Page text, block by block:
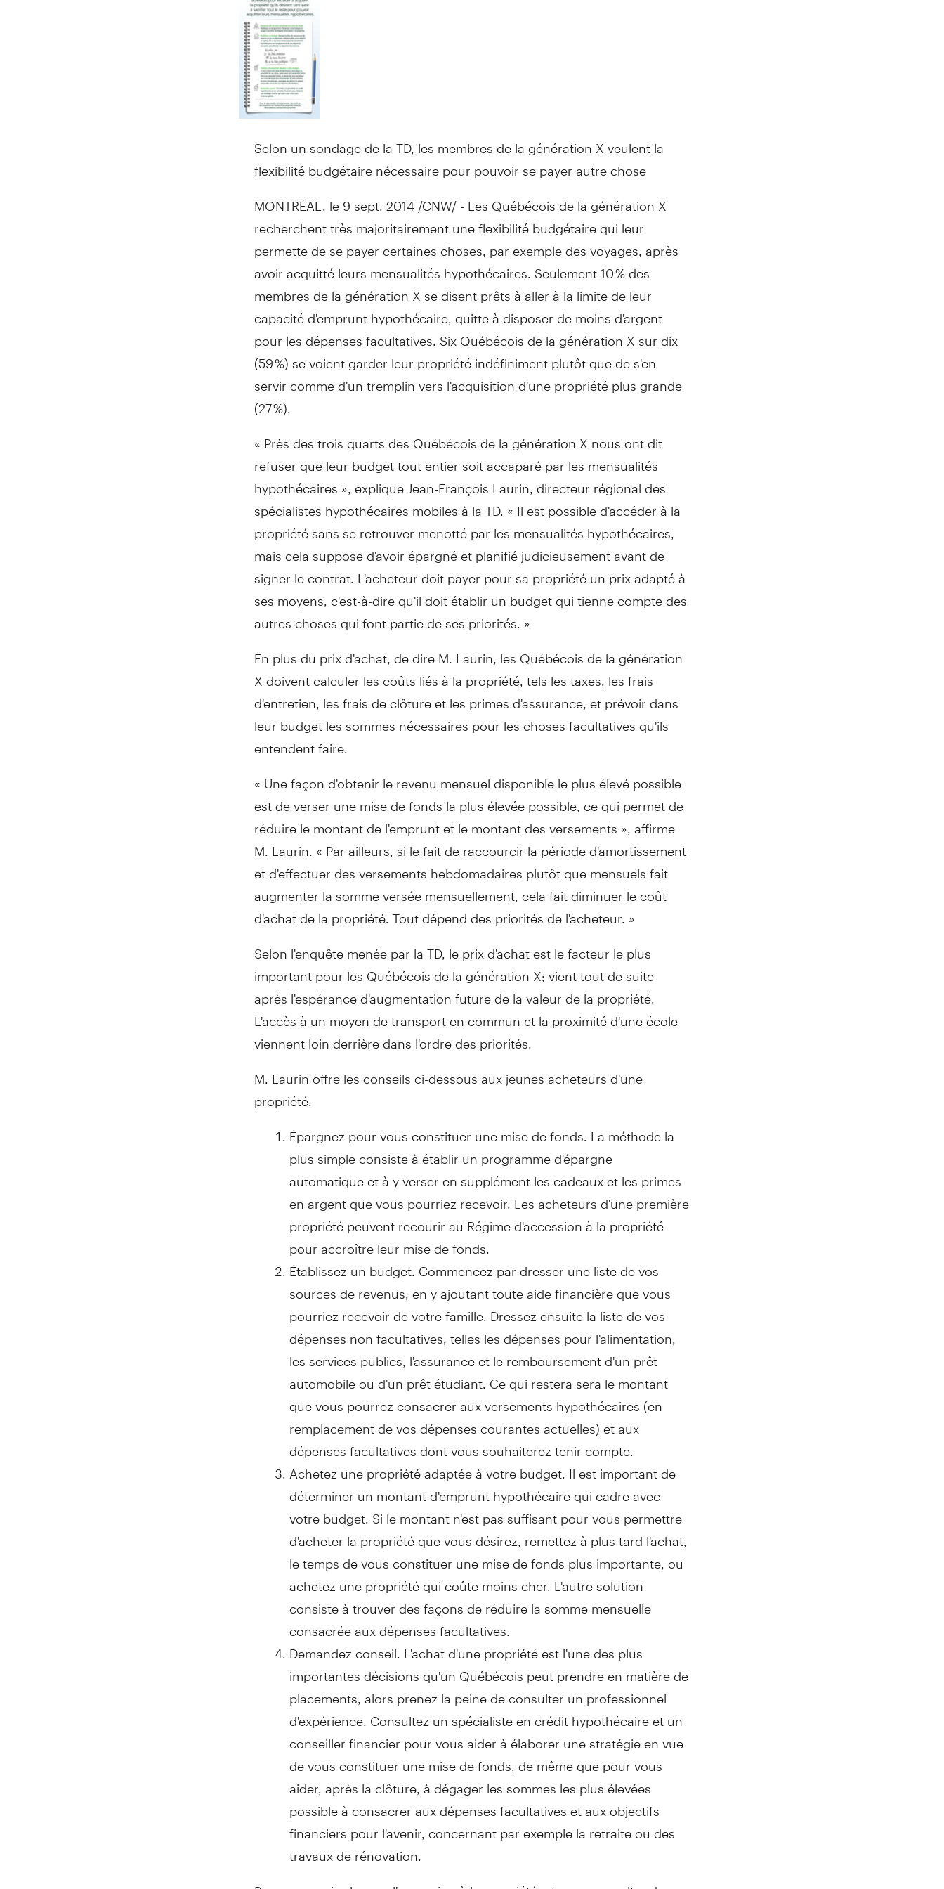
Selon un sondage de la TD, les membres de la génération X veulent la
flexibilité budgétaire nécessaire pour pouvoir se payer autre chose
MONTRÉAL, le 9 sept. 2014 /CNW/ - Les Québécois de la génération X
recherchent très majoritairement une flexibilité budgétaire qui leur
permette de se payer certaines choses, par exemple des voyages, après
avoir acquitté leurs mensualités hypothécaires. Seulement 10 % des
membres de la génération X se disent prêts à aller à la limite de leur
capacité d'emprunt hypothécaire, quitte à disposer de moins d'argent
pour les dépenses facultatives. Six Québécois de la génération X sur dix
(59 %) se voient garder leur propriété indéfiniment plutôt que de s'en
servir comme d'un tremplin vers l'acquisition d'une propriété plus grande
(27 %).
« Près des trois quarts des Québécois de la génération X nous ont dit
refuser que leur budget tout entier soit accaparé par les mensualités
hypothécaires », explique Jean-François Laurin, directeur régional des
spécialistes hypothécaires mobiles à la TD. « Il est possible d'accéder à la
propriété sans se retrouver menotté par les mensualités hypothécaires,
mais cela suppose d'avoir épargné et planifié judicieusement avant de
signer le contrat. L'acheteur doit payer pour sa propriété un prix adapté à
ses moyens, c'est-à-dire qu'il doit établir un budget qui tienne compte des
autres choses qui font partie de ses priorités. »
En plus du prix d'achat, de dire M. Laurin, les Québécois de la génération
X doivent calculer les coûts liés à la propriété, tels les taxes, les frais
d'entretien, les frais de clôture et les primes d'assurance, et prévoir dans
leur budget les sommes nécessaires pour les choses facultatives qu'ils
entendent faire.
« Une façon d'obtenir le revenu mensuel disponible le plus élevé possible
est de verser une mise de fonds la plus élevée possible, ce qui permet de
réduire le montant de l'emprunt et le montant des versements », affirme
M. Laurin. « Par ailleurs, si le fait de raccourcir la période d'amortissement
et d'effectuer des versements hebdomadaires plutôt que mensuels fait
augmenter la somme versée mensuellement, cela fait diminuer le coût
d'achat de la propriété. Tout dépend des priorités de l'acheteur. »
Selon l'enquête menée par la TD, le prix d'achat est le facteur le plus
important pour les Québécois de la génération X; vient tout de suite
après l'espérance d'augmentation future de la valeur de la propriété.
L'accès à un moyen de transport en commun et la proximité d'une école
viennent loin derrière dans l'ordre des priorités.
M. Laurin offre les conseils ci-dessous aux jeunes acheteurs d'une
propriété.
Épargnez pour vous constituer une mise de fonds. La méthode la
plus simple consiste à établir un programme d'épargne
automatique et à y verser en supplément les cadeaux et les primes
en argent que vous pourriez recevoir. Les acheteurs d'une première
propriété peuvent recourir au Régime d'accession à la propriété
pour accroître leur mise de fonds.
Établissez un budget. Commencez par dresser une liste de vos
sources de revenus, en y ajoutant toute aide financière que vous
pourriez recevoir de votre famille. Dressez ensuite la liste de vos
dépenses non facultatives, telles les dépenses pour l'alimentation,
les services publics, l'assurance et le remboursement d'un prêt
automobile ou d'un prêt étudiant. Ce qui restera sera le montant
que vous pourrez consacrer aux versements hypothécaires (en
remplacement de vos dépenses courantes actuelles) et aux
dépenses facultatives dont vous souhaiterez tenir compte.
Achetez une propriété adaptée à votre budget. Il est important de
déterminer un montant d'emprunt hypothécaire qui cadre avec
votre budget. Si le montant n'est pas suffisant pour vous permettre
d'acheter la propriété que vous désirez, remettez à plus tard l'achat,
le temps de vous constituer une mise de fonds plus importante, ou
achetez une propriété qui coûte moins cher. L'autre solution
consiste à trouver des façons de réduire la somme mensuelle
consacrée aux dépenses facultatives.
Demandez conseil. L'achat d'une propriété est l'une des plus
importantes décisions qu'un Québécois peut prendre en matière de
placements, alors prenez la peine de consulter un professionnel
d'expérience. Consultez un spécialiste en crédit hypothécaire et un
conseiller financier pour vous aider à élaborer une stratégie en vue
de vous constituer une mise de fonds, de même que pour vous
aider, après la clôture, à dégager les sommes les plus élevées
possible à consacrer aux dépenses facultatives et aux objectifs
financiers pour l'avenir, concernant par exemple la retraite ou des
travaux de rénovation.